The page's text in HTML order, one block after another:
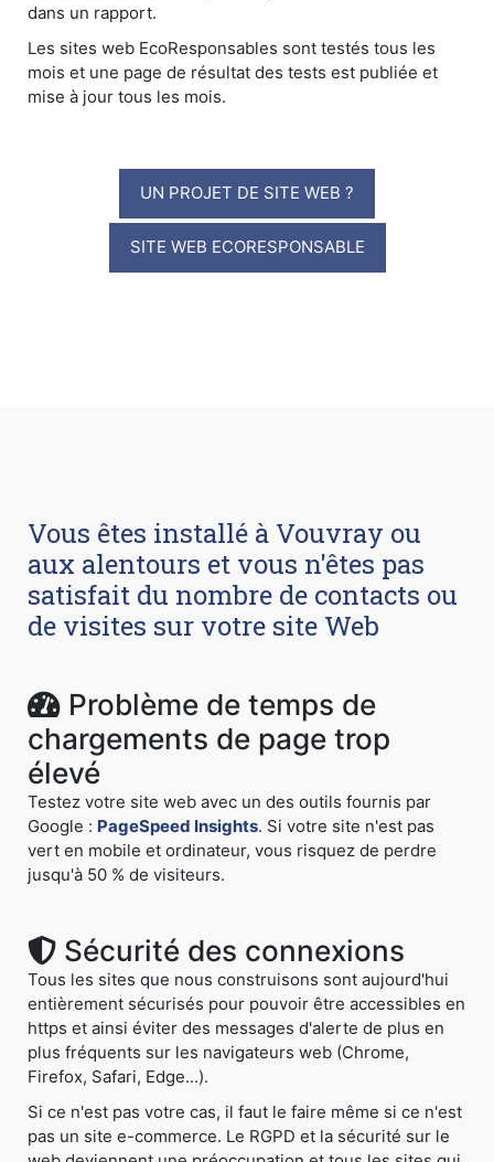
dans un rapport.
Les sites web EcoResponsables sont testés tous les
mois et une page de résultat des tests est publiée et
mise à jour tous les mois.
UN PROJET DE SITE WEB ?
SITE WEB ECORESPONSABLE
Vous êtes installé à Vouvray ou
aux alentours et vous n'êtes pas
satisfait du nombre de contacts ou
de visites sur votre site Web
Problème de temps de
chargements de page trop
élevé
Testez votre site web avec un des outils fournis par
Google : PageSpeed Insights. Si votre site n'est pas
vert en mobile et ordinateur, vous risquez de perdre
jusqu'à 50 % de visiteurs.
Sécurité des connexions
Tous les sites que nous construisons sont aujourd'hui
entièrement sécurisés pour pouvoir être accessibles en
https et ainsi éviter des messages d'alerte de plus en
plus fréquents sur les navigateurs web (Chrome,
Firefox, Safari, Edge...).
Si ce n'est pas votre cas, il faut le faire même si ce n'est
pas un site e-commerce. Le RGPD et la sécurité sur le